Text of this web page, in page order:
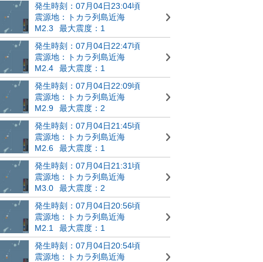
発生時刻：07月04日23:04頃
震源地：トカラ列島近海
M2.3
最大震度：1
発生時刻：07月04日22:47頃
震源地：トカラ列島近海
M2.4
最大震度：1
発生時刻：07月04日22:09頃
震源地：トカラ列島近海
M2.9
最大震度：2
発生時刻：07月04日21:45頃
震源地：トカラ列島近海
M2.6
最大震度：1
発生時刻：07月04日21:31頃
震源地：トカラ列島近海
M3.0
最大震度：2
発生時刻：07月04日20:56頃
震源地：トカラ列島近海
M2.1
最大震度：1
発生時刻：07月04日20:54頃
震源地：トカラ列島近海